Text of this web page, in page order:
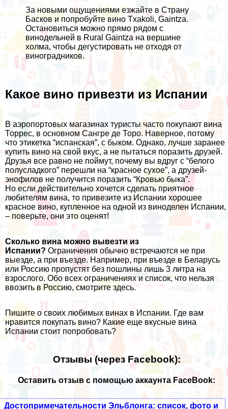
За новыми ощущениями езжайте в Страну
Басков и попробуйте вино Txakoli, Gaintza.
Остановиться можно прямо рядом с
винодельней в Rural Gaintza на вершине
холма, чтобы дегустировать не отходя от
виноградников.
Какое вино привезти из Испании
В аэропортовых магазинах туристы часто покупают вина
Торрес, в основном Сангре де Торо. Наверное, потому
что этикетка “испанская”, с быком. Однако, лучше заранее
купить вино на свой вкус, а не пытаться поразить друзей.
Друзья все равно не поймут, почему вы вдруг с “белого
полусладкого” перешли на “красное сухое”, а друзей-
энофилов не получится поразить “Кровью быка”.
Но если действительно хочется сделать приятное
любителям вина, то привезите из Испании хорошее
красное вино, купленное на одной из виноделен Испании,
– поверьте, они это оценят!
Сколько вина можно вывезти из
Испании? Ограничения обычно встречаются не при
выезде, а при въезде. Например, при въезде в Беларусь
или Россию пропустят без пошлины лишь 3 литра на
взрослого. Обо всех ограничениях и список, что нельзя
ввозить в Россию, смотритездесь.
Пишите о своих любимых винах в Испании. Где вам
нравится покупать вино? Какие еще вкусные вина
Испании стоит попробовать?
Отзывы (через Facebook):
Оставить отзыв с помощью аккаунта FaceBook:
Достопримечательности Эльблонга: список, фото и